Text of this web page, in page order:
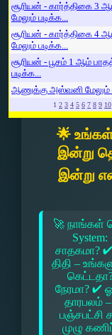
சூரியன் - கார்த்திகை 3
மேலும் படிக்க...
சூரியன் - கார்த்திகை 4
மேலும் படிக்க...
சூரியன் - பூசம் 1 ஆம்
படிக்க...
ஆணுக்கு அஸ்வனி மேலும்
1 2 3 4 5 6 7 8 9 10
🌟
இன்று
இன்று
🚀 நாங்கள்
சாதகமா? ✔
திதி –
நேரமா? ✔
தாரபலம்
பஞ்சபட்சி
முழு